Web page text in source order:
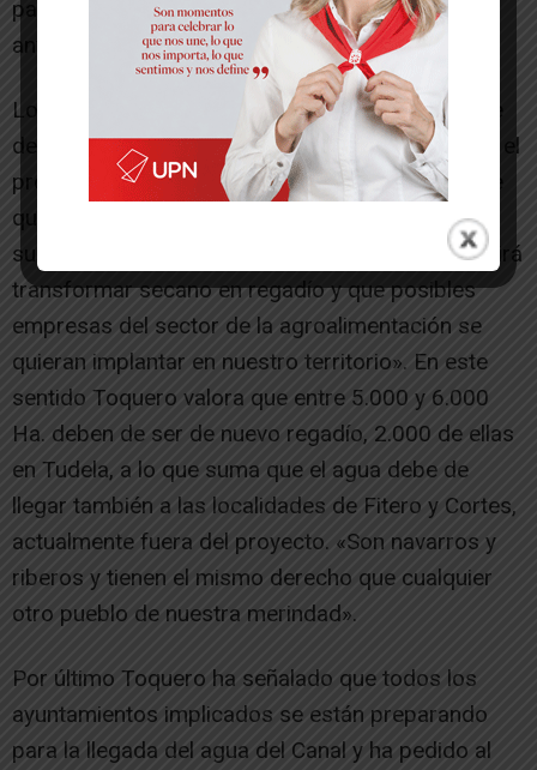
para la Ribera, para que el agua llegue cuanto
antes».
Lo que sí ha exigido es el compromiso de que se
desarrollen las 20.000 Ha. regables previstas en el
proyecto. «Todas y cada una, ni una menos, tiene
que llegar a la Ribera y no deben de ser de
sustitución si no de nuevo regadío, lo que permitirá
transformar secano en regadío y que posibles
empresas del sector de la agroalimentación se
quieran implantar en nuestro territorio». En este
sentido Toquero valora que entre 5.000 y 6.000
Ha. deben de ser de nuevo regadío, 2.000 de ellas
en Tudela, a lo que suma que el agua debe de
llegar también a las localidades de Fitero y Cortes,
actualmente fuera del proyecto. «Son navarros y
riberos y tienen el mismo derecho que cualquier
otro pueblo de nuestra merindad».
Por último Toquero ha señalado que todos los
ayuntamientos implicados se están preparando
para la llegada del agua del Canal y ha pedido al